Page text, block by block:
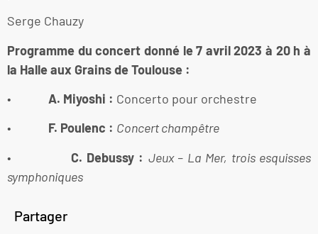
Serge Chauzy
Programme du concert donné le 7 avril 2023 à 20 h à
la Halle aux Grains de Toulouse :
•
A. Miyoshi : Concerto pour orchestre
• F. Poulenc : Concert champêtre
•
C. Debussy : Jeux – La Mer, trois esquisses
symphoniques
Partager